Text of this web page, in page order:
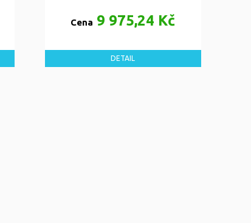
Cena 9 975,24 Kč
DETAIL